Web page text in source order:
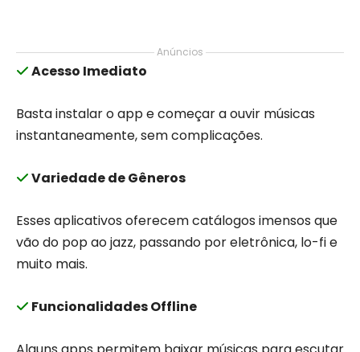
Anúncios
Acesso Imediato
Basta instalar o app e começar a ouvir músicas
instantaneamente, sem complicações.
Variedade de Gêneros
Esses aplicativos oferecem catálogos imensos que
vão do pop ao jazz, passando por eletrônica, lo-fi e
muito mais.
Funcionalidades Offline